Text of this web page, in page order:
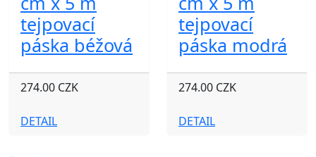
tejpovací
páska béžová
274.00 CZK
DETAIL
tejpovací
páska modrá
274.00 CZK
DETAIL